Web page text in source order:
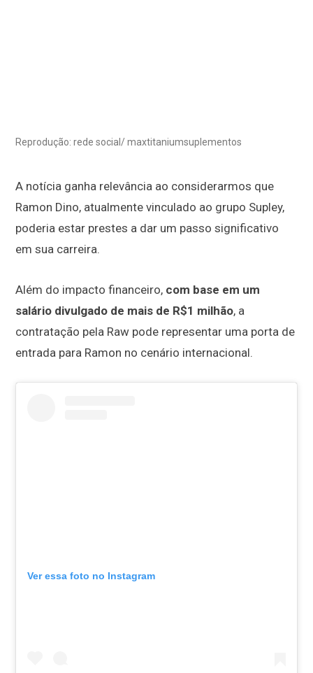
Reprodução: rede social/ maxtitaniumsuplementos
A notícia ganha relevância ao considerarmos que
Ramon Dino, atualmente vinculado ao grupo Supley,
poderia estar prestes a dar um passo significativo
em sua carreira.
Além do impacto financeiro, com base em um
salário divulgado de mais de R$1 milhão, a
contratação pela Raw pode representar uma porta de
entrada para Ramon no cenário internacional.
Ver essa foto no Instagram